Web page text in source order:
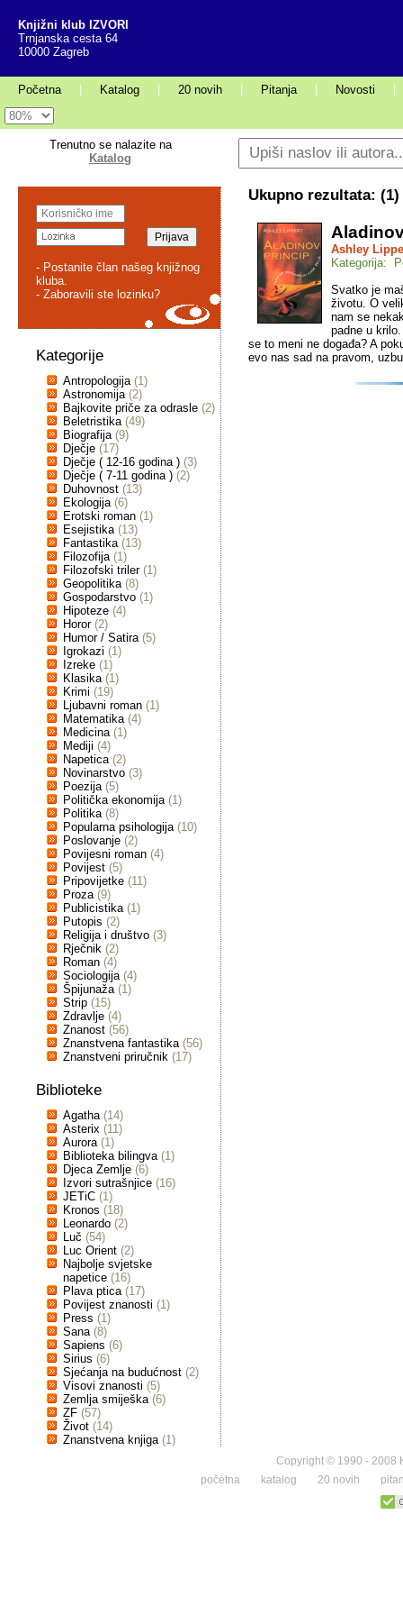
Knjižni klub IZVORI
Trnjanska cesta 64
10000 Zagreb
Početna Katalog 20 novih Pitanja Novosti
Trenutno se nalazite na
Katalog
- Postanite član našeg knjižnog
kluba.
- Zaboravili ste lozinku?
Kategorije
Antropologija (1)
Astronomija (2)
Bajkovite priče za odrasle (2)
Beletristika (49)
Biografija (9)
Dječje (17)
Dječje ( 12-16 godina ) (3)
Dječje ( 7-11 godina ) (2)
Duhovnost (13)
Ekologija (6)
Erotski roman (1)
Esejistika (13)
Fantastika (13)
Filozofija (1)
Filozofski triler (1)
Geopolitika (8)
Gospodarstvo (1)
Hipoteze (4)
Horor (2)
Humor / Satira (5)
Igrokazi (1)
Izreke (1)
Klasika (1)
Krimi (19)
Ljubavni roman (1)
Matematika (4)
Medicina (1)
Mediji (4)
Napetica (2)
Novinarstvo (3)
Poezija (5)
Politička ekonomija (1)
Politika (8)
Popularna psihologija (10)
Poslovanje (2)
Povijesni roman (4)
Povijest (5)
Pripovijetke (11)
Proza (9)
Publicistika (1)
Putopis (2)
Religija i društvo (3)
Rječnik (2)
Roman (4)
Sociologija (4)
Špijunaža (1)
Strip (15)
Zdravlje (4)
Znanost (56)
Znanstvena fantastika (56)
Znanstveni priručnik (17)
Biblioteke
Agatha (14)
Asterix (11)
Aurora (1)
Biblioteka bilingva (1)
Djeca Zemlje (6)
Izvori sutrašnjice (16)
JETiC (1)
Kronos (18)
Leonardo (2)
Luč (54)
Luc Orient (2)
Najbolje svjetske
napetice (16)
Plava ptica (17)
Povijest znanosti (1)
Press (1)
Sana (8)
Sapiens (6)
Sirius (6)
Sjećanja na budućnost (2)
Visovi znanosti (5)
Zemlja smiješka (6)
ZF (57)
Život (14)
Znanstvena knjiga (1)
Ukupno rezultata: (1)
Ashley
Kategorija:
Svatko je
životu. O
nam se
padne u
se to meni ne događa? A
evo nas sad na pravom,
Copyright © 1990 - 2008
početna
katalog 20 novih